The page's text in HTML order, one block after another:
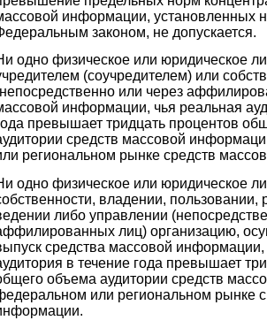
информации, установленных
законом, не допускается.
одно физическое или юридическое
(соучредителем) или
или через
информации, чья реальная
превышает тридцать процентов
средств массовой
региональном рынке средств
одно физическое или юридическое
владении, пользовании,
либо управлении
лиц) организацию,
средства массовой информации,
в течение года превышает
объема аудитории средств
или региональном рынке